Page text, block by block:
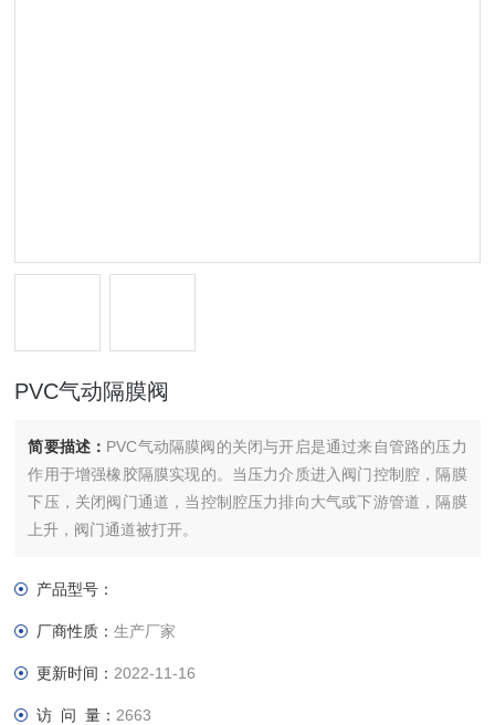
PVC气动隔膜阀
简要描述： PVC气动隔膜阀的关闭与开启是通过来自管路的压力
作用于增强橡胶隔膜实现的。当压力介质进入阀门控制腔，隔膜
下压，关闭阀门通道，当控制腔压力排向大气或下游管道，隔膜
上升，阀门通道被打开。
产品型号：
厂商性质：生产厂家
更新时间： 2022-11-16
访 问 量： 2663